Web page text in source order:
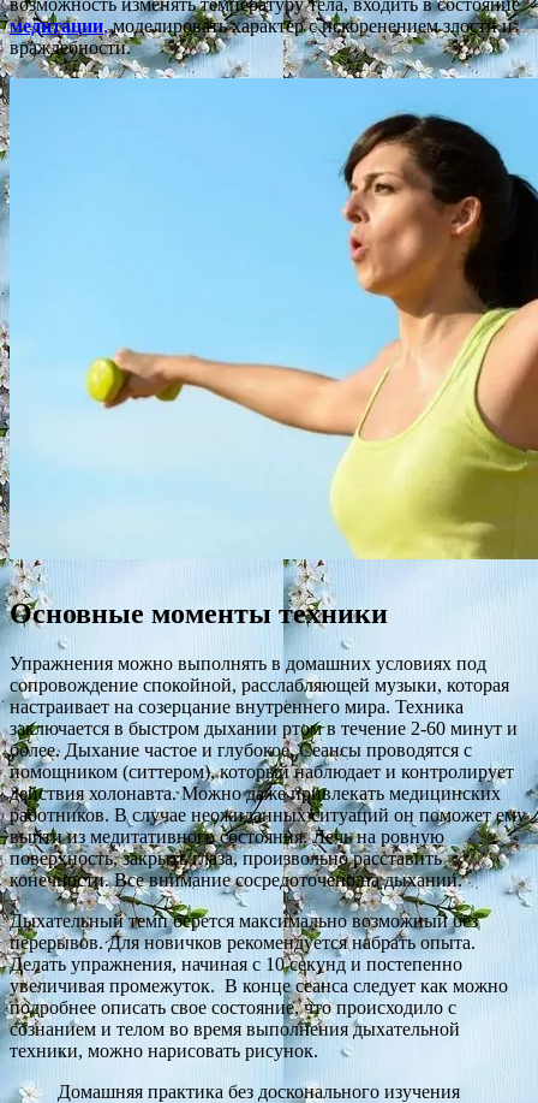
медитации,моделировать характер с искоренением злости и
враждебности.
Основные моменты техники
Упражнения можно выполнять в домашних условиях под
сопровождение спокойной, расслабляющей музыки, которая
настраивает на созерцание внутреннего мира. Техника
заключается в быстром дыхании ртом в течение 2-60 минут и
более. Дыхание частое и глубокое. Сеансы проводятся с
помощником (ситтером), который наблюдает и контролирует
действия холонавта. Можно даже привлекать медицинских
работников. В случае неожиданных ситуаций он поможет ему
выйти из медитативного состояния. Лечь на ровную
поверхность, закрыть глаза, произвольно расставить
конечности. Все внимание сосредоточено на дыхании.
Дыхательный темп берется максимально возможный без
перерывов. Для новичков рекомендуется набрать опыта.
Делать упражнения, начиная с 10 секунд и постепенно
увеличивая промежуток. В конце сеанса следует как можно
подробнее описать свое состояние, что происходило с
сознанием и телом во время выполнения дыхательной
техники, можно нарисовать рисунок.
Домашняя практика без досконального изучения